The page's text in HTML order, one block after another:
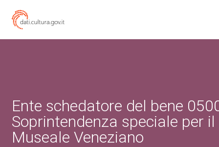
Ente schedatore del bene
Soprintendenza speciale per il
Museale Veneziano